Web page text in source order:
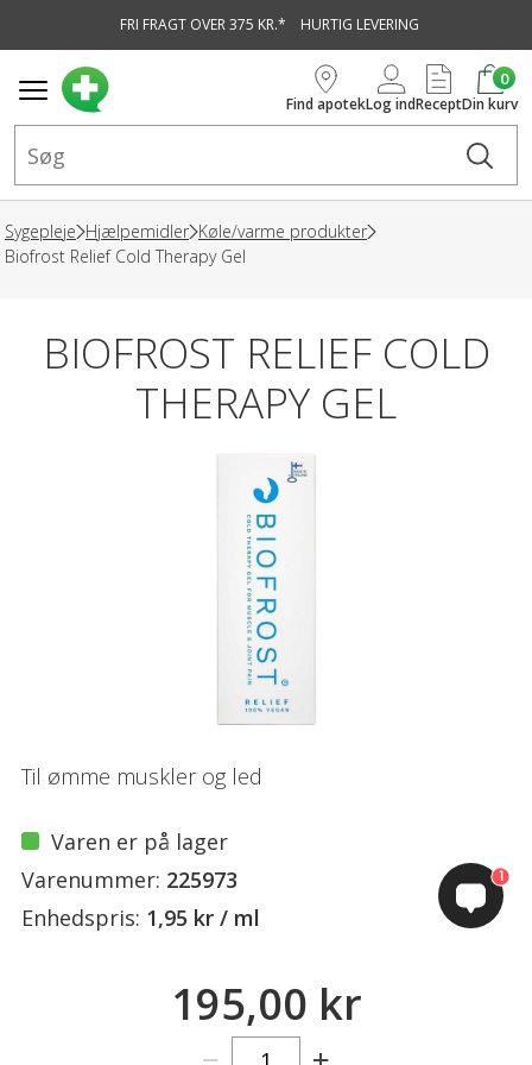
FRI FRAGT OVER 375 KR.* HURTIG LEVERING
Find apotekLog indRecept
0
Din kurv
Sygepleje Hjælpemidler Køle/varme produkter
Biofrost Relief Cold Therapy Gel
BIOFROST RELIEF COLD
THERAPY GEL
Til ømme muskler og led
Varen er på lager
Varenummer: 225973
Enhedspris: 1,95 kr / ml
195,00 kr
1